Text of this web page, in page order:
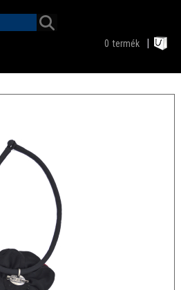
0 termék